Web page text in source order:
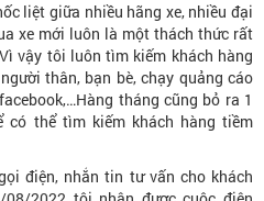
liệt giữa nhiều hãng xe, nhiều đại
xe mới luôn là một thách thức rất
vậy tôi luôn tìm kiếm khách hàng
thân, bạn bè, chạy quảng cáo
tháng cũng bỏ ra 1
có thể tìm kiếm khách hàng tiềm
điện, nhắn tin tư vấn cho khách